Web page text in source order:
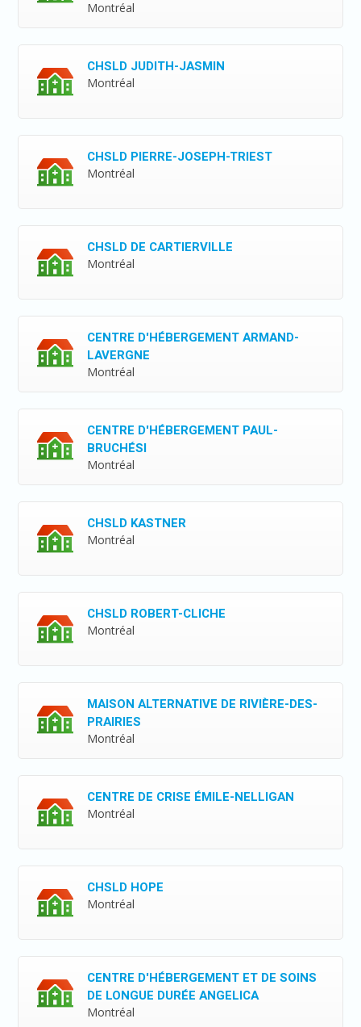
Montréal
CHSLD JUDITH-JASMIN
Montréal
CHSLD PIERRE-JOSEPH-TRIEST
Montréal
CHSLD DE CARTIERVILLE
Montréal
CENTRE D'HÉBERGEMENT ARMAND-
LAVERGNE
Montréal
CENTRE D'HÉBERGEMENT PAUL-
BRUCHÉSI
Montréal
CHSLD KASTNER
Montréal
CHSLD ROBERT-CLICHE
Montréal
MAISON ALTERNATIVE DE RIVIÈRE-DES-
PRAIRIES
Montréal
CENTRE DE CRISE ÉMILE-NELLIGAN
Montréal
CHSLD HOPE
Montréal
CENTRE D'HÉBERGEMENT ET DE SOINS
DE LONGUE DURÉE ANGELICA
Montréal